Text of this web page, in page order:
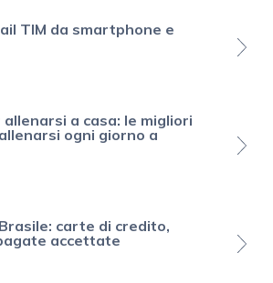
TIM da smartphone e
a casa: le migliori
ogni giorno a
carte di credito,
accettate